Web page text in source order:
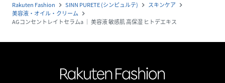
Rakuten Fashion navigate_next SINN PURETE (シンピュルテ) navigate_next スキンケア navigate_next
美容液・オイル・クリーム navigate_next
AGコンセントレイトセラムa │ 美容液 敏感肌 高保湿 ヒトデエキス